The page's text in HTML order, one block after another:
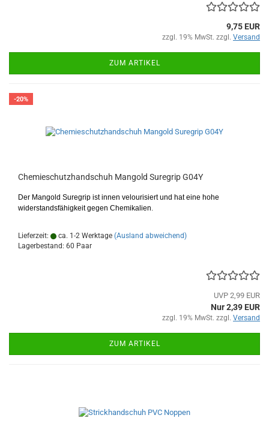
9,75 EUR
zzgl. 19% MwSt. zzgl. Versand
ZUM ARTIKEL
-20%
Chemieschutzhandschuh Mangold Suregrip G04Y
Der Mangold Suregrip ist innen velourisiert und hat eine hohe
widerstandsfähigkeit gegen Chemikalien.
Lieferzeit: ca. 1-2 Werktage (Ausland abweichend)
Lagerbestand: 60 Paar
UVP 2,99 EUR
Nur 2,39 EUR
zzgl. 19% MwSt. zzgl. Versand
ZUM ARTIKEL